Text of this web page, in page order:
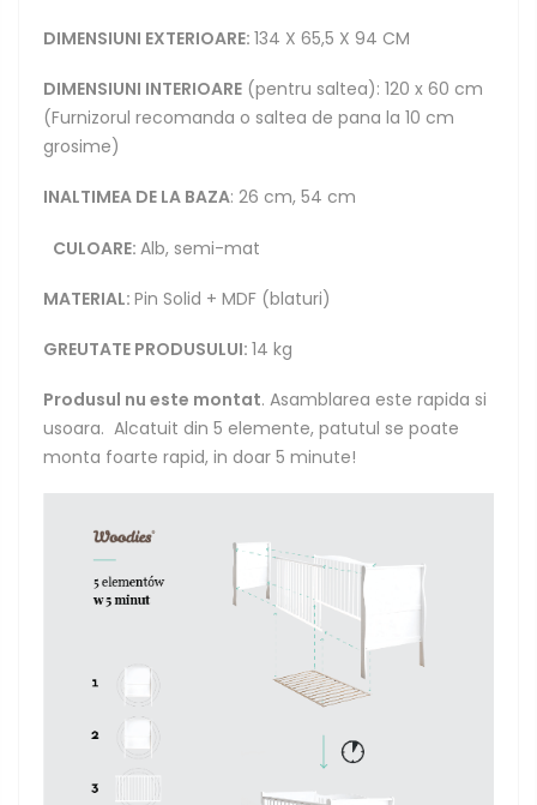
DIMENSIUNI EXTERIOARE: 134 X 65,5 X 94 CM
DIMENSIUNI INTERIOARE (pentru saltea): 120 x 60 cm
(Furnizorul recomanda o saltea de pana la 10 cm
grosime)
INALTIMEA DE LA BAZA: 26 cm, 54 cm
CULOARE: Alb, semi-mat
MATERIAL: Pin Solid + MDF (blaturi)
GREUTATE PRODUSULUI: 14 kg
Produsul nu este montat. Asamblarea este rapida si
usoara. Alcatuit din 5 elemente, patutul se poate
monta foarte rapid, in doar 5 minute!